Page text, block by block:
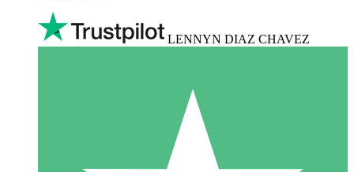
LENNYN DIAZ CHAVEZ